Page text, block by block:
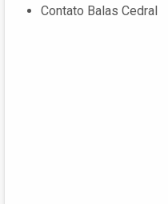
Contato Balas Cedral